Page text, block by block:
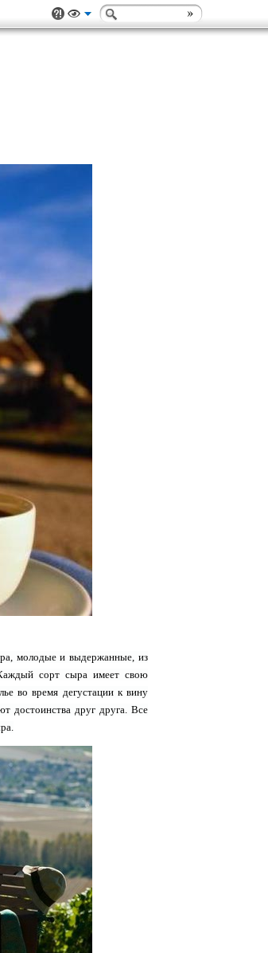
молодые и выдержанные, из
сорт сыра имеет свою
во время дегустации к вину
достоинства друг друга. Все